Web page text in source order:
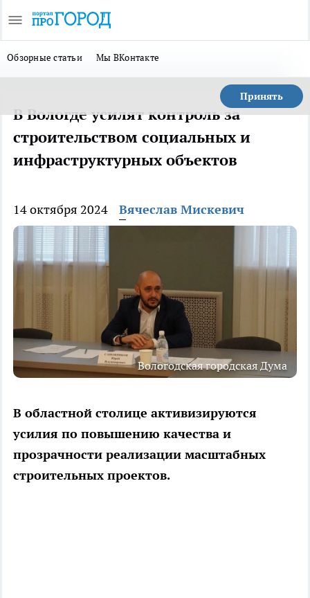
Обзорные статьи Мы ВКонтакте
Принять
В Вологде усилят контроль за
строительством социальных и
инфраструктурных объектов
14 октября 2024 Вячеслав Мискевич
Вологодская городская Дума
В областной столице активизируются
усилия по повышению качества и
прозрачности реализации масштабных
строительных проектов.